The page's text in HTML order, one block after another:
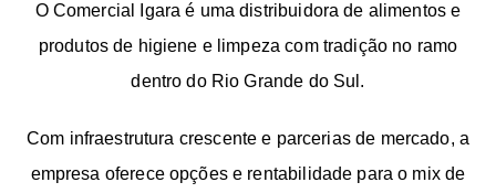
O Comercial Igara é uma distribuidora de alimentos e
produtos de higiene e limpeza com tradição no ramo
dentro do Rio Grande do Sul.
Com infraestrutura crescente e parcerias de mercado, a
empresa oferece opções e rentabilidade para o mix de